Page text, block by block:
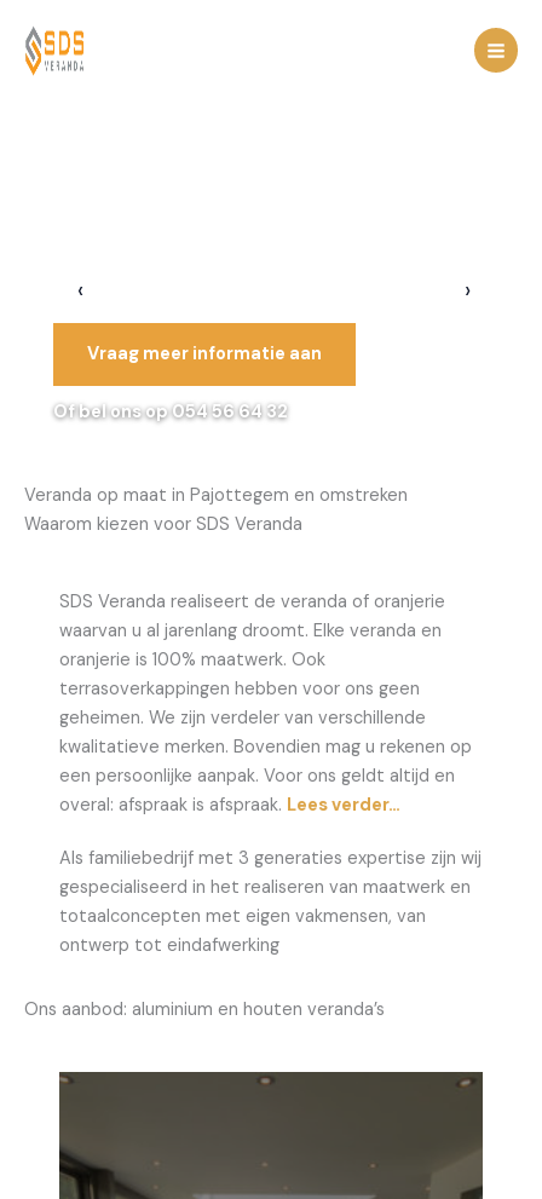
naar
Vraag meer informatie aan
Of bel ons op 054 56 64 32
‹ ›
Veranda op maat in Pajottegem en omstreken
Waarom kiezen voor SDS Veranda
SDS Veranda realiseert de veranda of oranjerie
waarvan u al jarenlang droomt. Elke veranda en
oranjerie is 100% maatwerk. Ook
terrasoverkappingen hebben voor ons geen
geheimen. We zijn verdeler van verschillende
kwalitatieve merken. Bovendien mag u rekenen op
een persoonlijke aanpak. Voor ons geldt altijd en
overal: afspraak is afspraak. Lees verder…
Als familiebedrijf met 3 generaties expertise zijn wij
gespecialiseerd in het realiseren van maatwerk en
totaalconcepten met eigen vakmensen, van
ontwerp tot eindafwerking
Ons aanbod: aluminium en houten veranda’s